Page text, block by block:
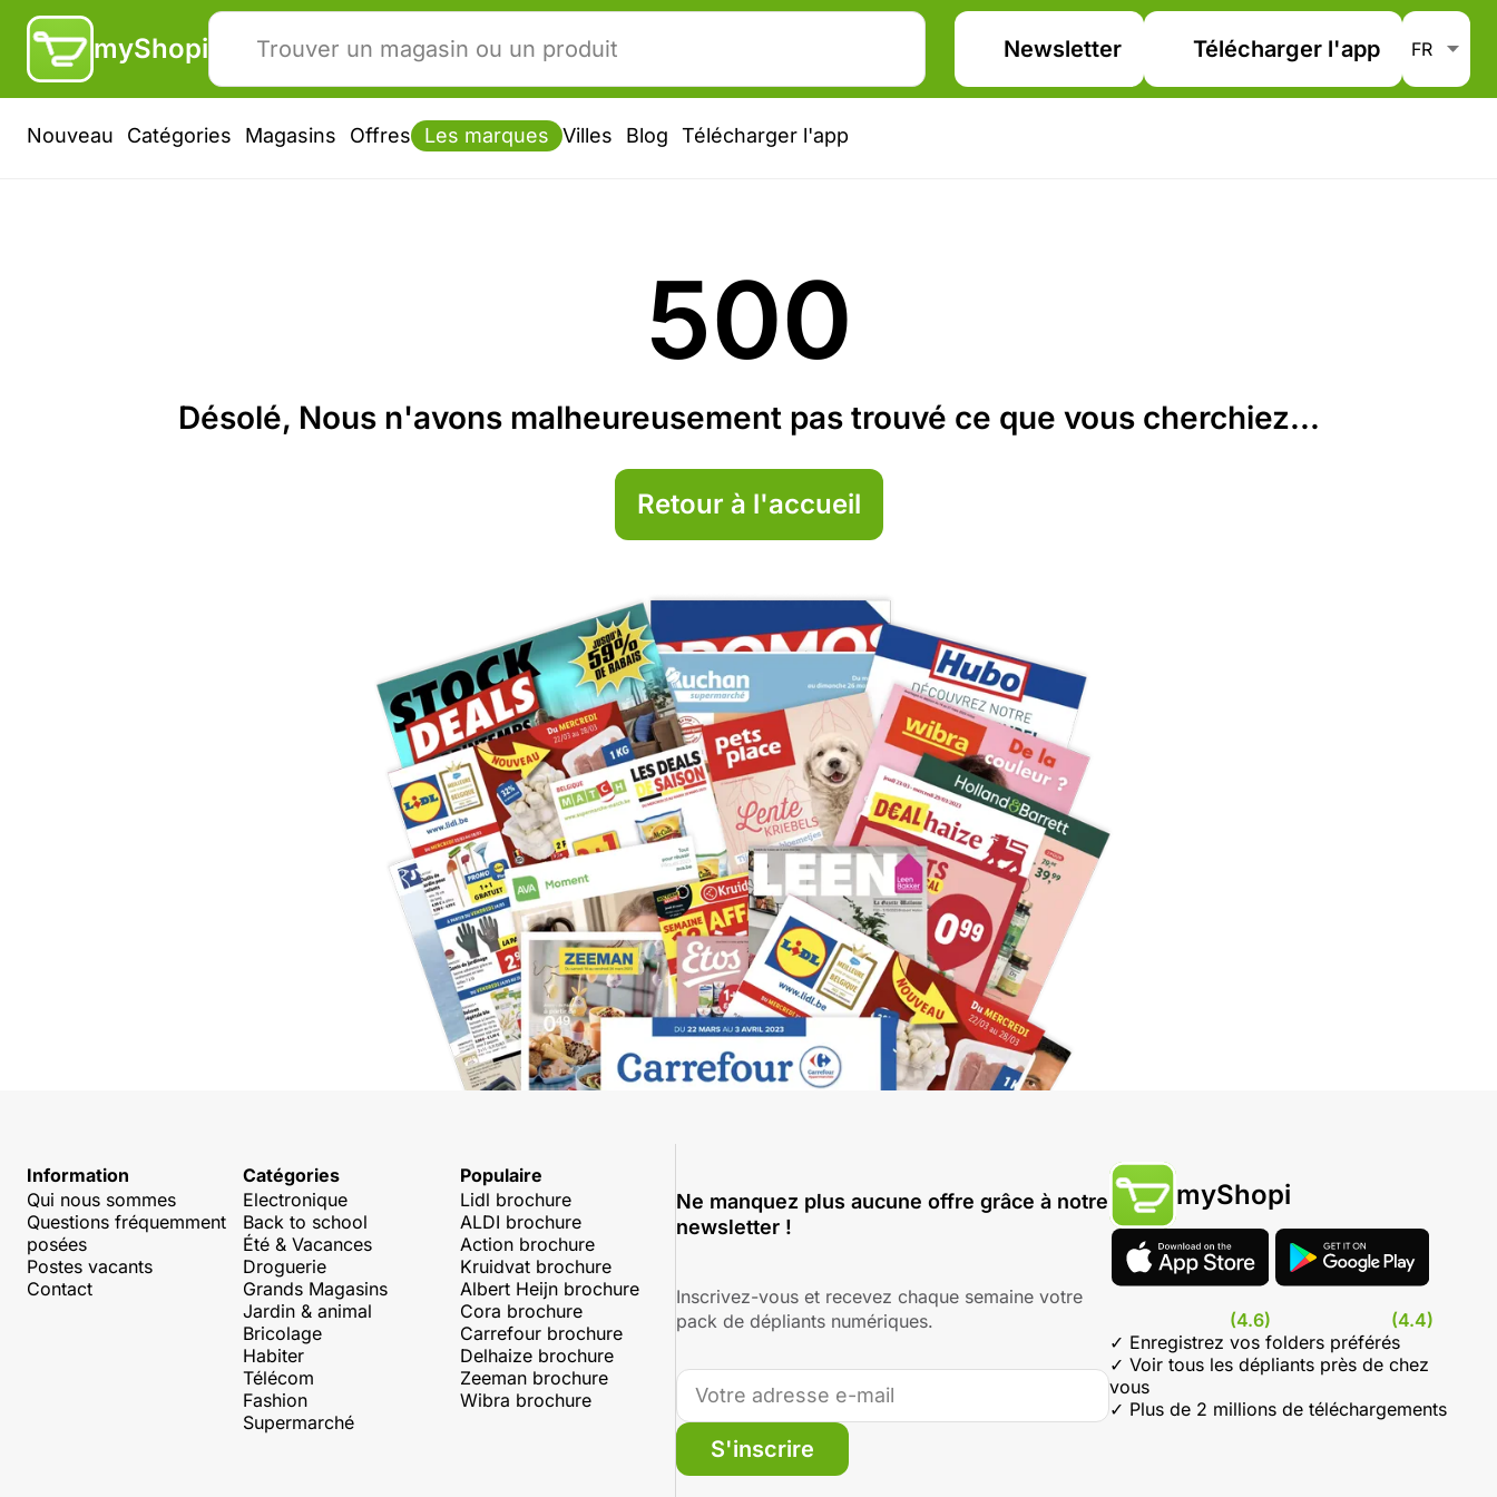
myShopi Newsletter Télécharger l'app
Nouveau Catégories Magasins Offres Les marques Villes Blog Télécharger l'app
500
Désolé, Nous n'avons malheureusement pas trouvé ce que vous cherchiez...
Retour à l'accueil
Information
Qui nous sommes
Questions fréquemment
posées
Postes vacants
Contact
Catégories
Electronique
Back to school
Été & Vacances
Droguerie
Grands Magasins
Jardin & animal
Bricolage
Habiter
Télécom
Fashion
Supermarché
Populaire
Lidl brochure
ALDI brochure
Action brochure
Kruidvat brochure
Albert Heijn brochure
Cora brochure
Carrefour brochure
Delhaize brochure
Zeeman brochure
Wibra brochure
Ne manquez plus aucune offre grâce à notre
newsletter !
Inscrivez-vous et recevez chaque semaine votre
pack de dépliants numériques.
S'inscrire
myShopi
(4.6)
(4.4)
✓ Enregistrez vos folders préférés
✓ Voir tous les dépliants près de chez
vous
✓ Plus de 2 millions de téléchargements